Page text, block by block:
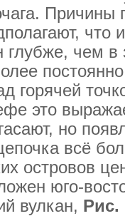
что
чем в
горячей
это
но
всё
островов
юго-
вулкан, Рис.